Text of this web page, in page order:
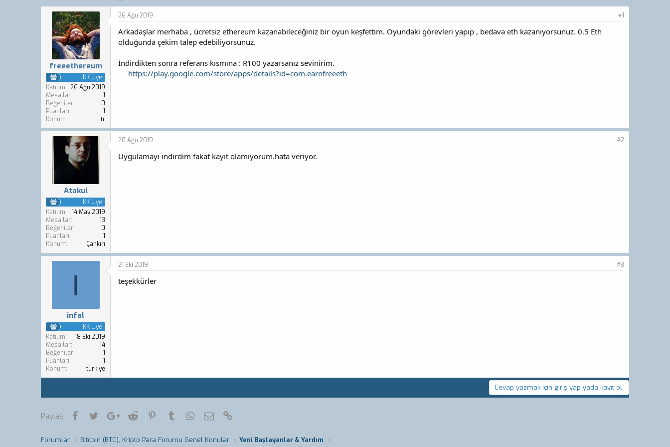
o
a
ş
l
a
t
a
n
a
a
r
i
h
i
freeethereum
KK Üye
Katılım
26 Ağu 2019
Mesajlar
1
Beğeniler
0
Puanları
1
Konum
tr
26 Ağu 2019 #1
Arkadaşlar merhaba , ücretsiz ethereum kazanabileceğiniz bir oyun keşfettim. Oyundaki görevleri yapıp , bedava eth kazanıyorsunuz. 0.5 Eth
olduğunda çekim talep edebiliyorsunuz.
İndirdikten sonra referans kısmına : R100 yazarsanız sevinirim.
https://play.google.com/store/apps/details?id=com.earnfreeeth
Atakul
KK Üye
Katılım
14 May 2019
Mesajlar
13
Beğeniler
0
Puanları
1
Konum
Çankırı
28 Ağu 2019 #2
Uygulamayı indirdim fakat kayıt olamıyorum.hata veriyor.
I
infal
KK Üye
Katılım
18 Eki 2019
Mesajlar
14
Beğeniler
1
Puanları
1
Konum
türkiye
21 Eki 2019 #3
teşekkürler
Cevap yazmak için giriş yap yada kayıt ol.
Paylaş: FacebookTwitterGoogle+
Reddit PinterestTumblrWhatsApp
E-posta
Forumlar Bitcoin (BTC), Kripto Para Forumu Genel Konular Yeni Başlayanlar & Yardım